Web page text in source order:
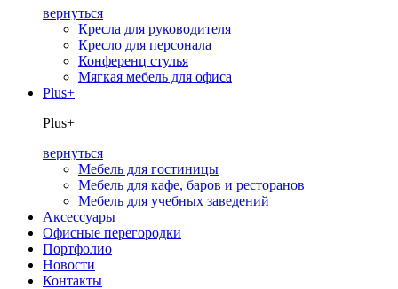
вернуться
Кресла для руководителя
Кресло для персонала
Конференц стулья
Мягкая мебель для офиса
Plus+
Plus+
вернуться
Мебель для гостиницы
Мебель для кафе, баров и ресторанов
Мебель для учебных заведений
Аксессуары
Офисные перегородки
Портфолио
Новости
Контакты